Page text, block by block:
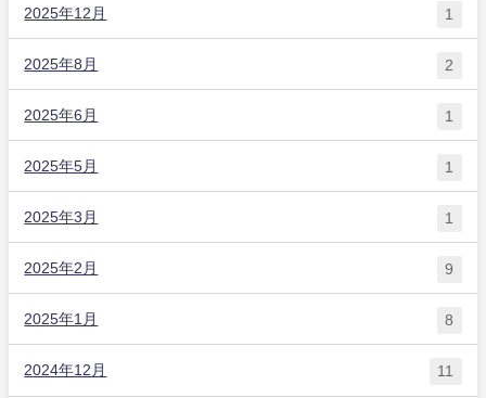
2025年12月 1
2025年8月 2
2025年6月 1
2025年5月 1
2025年3月 1
2025年2月 9
2025年1月 8
2024年12月 11